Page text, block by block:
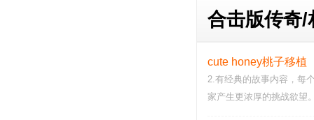
合击版传奇/
cute honey桃子移植
2.有经典的故事内容，每
家产生更浓厚的挑战欲望